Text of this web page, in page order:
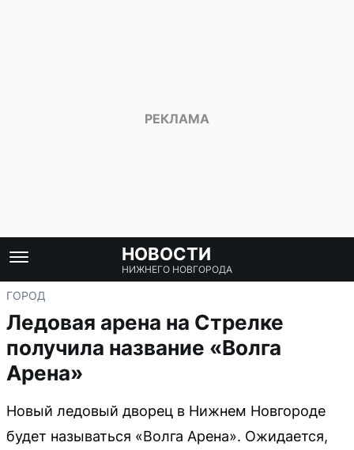
НОВОСТИ
НИЖНЕГО НОВГОРОДА
ГОРОД
Ледовая арена на Стрелке
получила название «Волга
Арена»
Новый ледовый дворец в Нижнем Новгороде
будет называться «Волга Арена». Ожидается,